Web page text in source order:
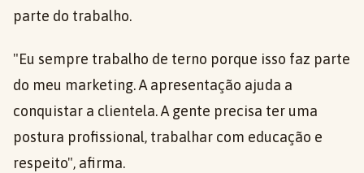
parte do trabalho.
"Eu sempre trabalho de terno porque isso faz parte
do meu marketing. A apresentação ajuda a
conquistar a clientela. A gente precisa ter uma
postura profissional, trabalhar com educação e
respeito", afirma.